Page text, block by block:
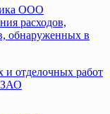
ООО
расходов,
обнаруженных в
и отделочных работ
ЗАО